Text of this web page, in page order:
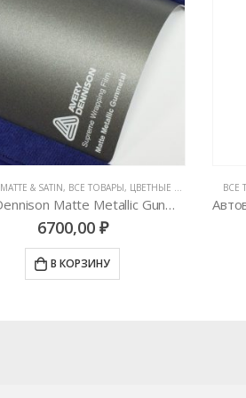
& SATIN, ВСЕ ТОВАРЫ, ЦВЕТНЫЕ ВИНИЛОВЫЕ ПЛЕНКИ
AveryDennison Matte Metallic Gunmetal
6700,00 ₽
В КОРЗИНУ
ВСЕ